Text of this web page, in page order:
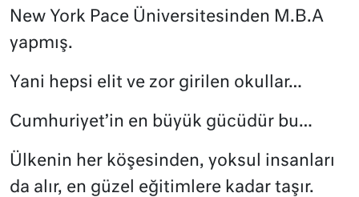
New York Pace Üniversitesinden M.B.A
yapmış.
Yani hepsi elit ve zor girilen okullar…
Cumhuriyet’in en büyük gücüdür bu…
Ülkenin her köşesinden, yoksul insanları
da alır, en güzel eğitimlere kadar taşır.